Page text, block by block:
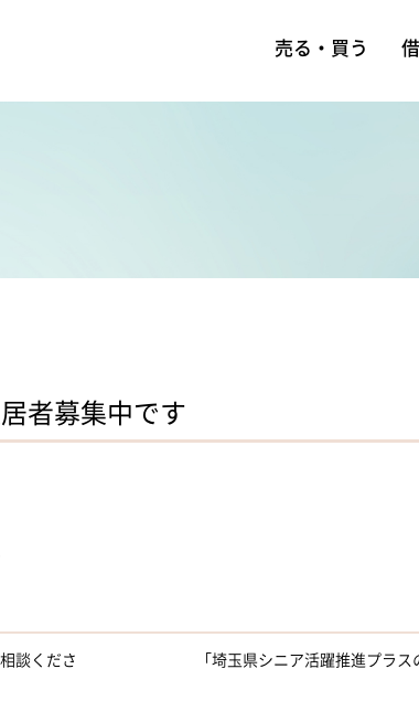
売る・買う
者募集中です
談くださ
「埼玉県シニア活躍推進プラス